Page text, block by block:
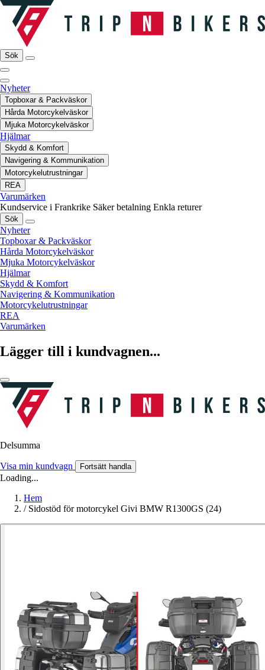
Sök
Nyheter
Topboxar & Packväskor
Hårda Motorcykelväskor
Mjuka Motorcykelväskor
Hjälmar
Skydd & Komfort
Navigering & Kommunikation
Motorcykelutrustningar
REA
Varumärken
Kundservice i Frankrike Säker betalning Enkla returer
Sök
Nyheter
Topboxar & Packväskor
Hårda Motorcykelväskor
Mjuka Motorcykelväskor
Hjälmar
Skydd & Komfort
Navigering & Kommunikation
Motorcykelutrustningar
REA
Varumärken
Lägger till i kundvagnen...
Delsumma
Visa min kundvagn Fortsätt handla
Loading...
Hem
/ Sidostöd för motorcykel Givi BMW R1300GS (24)